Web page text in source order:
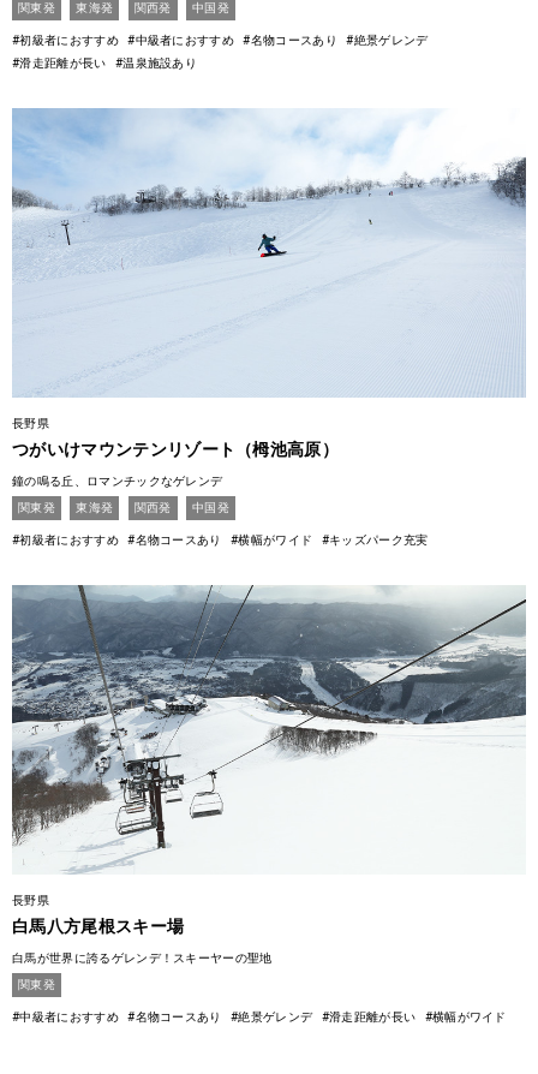
関東発
東海発 関西発 中国発
#初級者におすすめ #中級者におすすめ #名物コースあり
#絶景ゲレンデ
#滑走距離が長い
#温泉施設あり
長野県
つがいけマウンテンリゾート（栂池高原）
鐘の鳴る丘、ロマンチックなゲレンデ
関東発
東海発 関西発 中国発
#初級者におすすめ #名物コースあり #横幅がワイド #キッズパーク充実
長野県
白馬八方尾根スキー場
白馬が世界に誇るゲレンデ！スキーヤーの聖地
関東発
#中級者におすすめ #名物コースあり #絶景ゲレンデ #滑走距離が長い #横幅がワイド